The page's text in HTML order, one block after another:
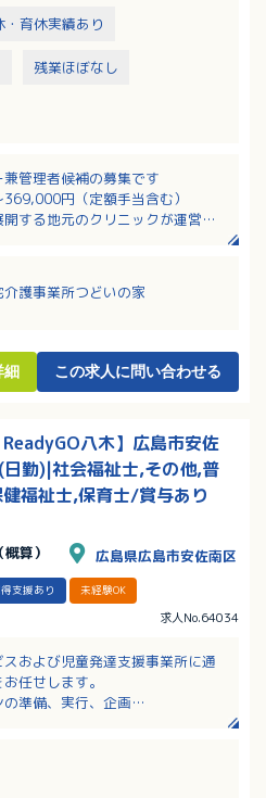
・育休実績あり
残業ほぼなし
兼管理者候補の募集です
円（定額手当含む）
開する地元のクリニックが運営し
躍中です！
護事業所つどいの家
細 この求人に問い合わせる
八木】広島市安佐
勤)|社会福祉士,その他,普
福祉士,保育士/賞与あり
算） 広島県広島市安佐南区
支援あり 未経験OK
求人No.64034
および児童発達支援事業所に通
任せします。
の準備、実行、企画
、掃除など